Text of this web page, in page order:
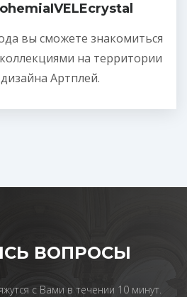
вы сможете знакомиться
на территории
Артплей.
ВОПРОСЫ
с Вами в течении 10 минут.